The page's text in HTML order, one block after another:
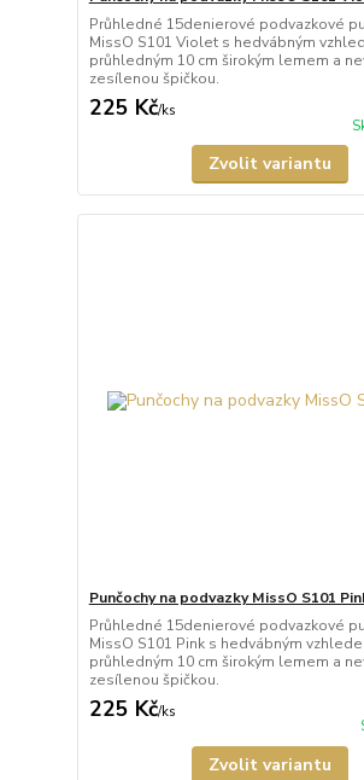
Průhledné 15denierové podvazkové
MissO S101 Violet s hedvábným
průhledným 10 cm širokým lemem a
zesílenou špičkou.
225 Kč/ks
Zvolit variantu
Punčochy na podvazky MissO S101
Průhledné 15denierové podvazkové
MissO S101 Pink s hedvábným
průhledným 10 cm širokým lemem a
zesílenou špičkou.
225 Kč/ks
Zvolit variantu